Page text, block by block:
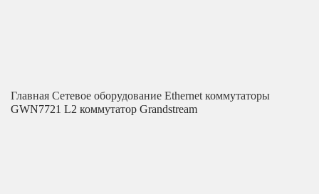
Главная Сетевое оборудование Ethernet коммутаторы
GWN7721 L2 коммутатор Grandstream